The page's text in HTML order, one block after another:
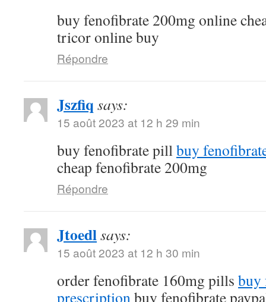
buy fenofibrate 200mg online
tricor online buy
Répondre
Jszfiq says:
15 août 2023 at 12 h 29 min
buy fenofibrate pillbuy
cheap fenofibrate 200mg
Répondre
Jtoedlsays:
15 août 2023 at 12 h 30 min
order fenofibrate 160mg pills buy
prescriptionbuy fenofibrate